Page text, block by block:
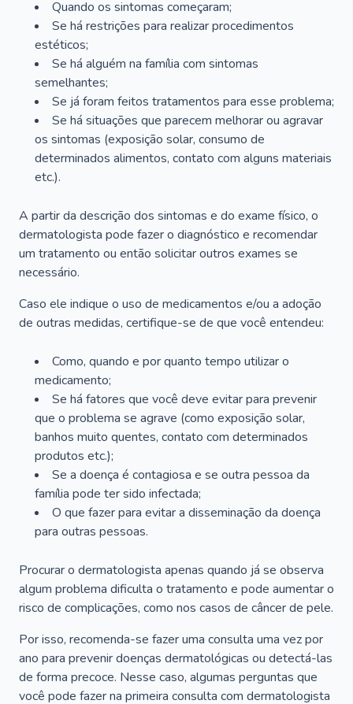
Quando os sintomas começaram;
Se há restrições para realizar procedimentos
estéticos;
Se há alguém na família com sintomas
semelhantes;
Se já foram feitos tratamentos para esse problema;
Se há situações que parecem melhorar ou agravar
os sintomas (exposição solar, consumo de
determinados alimentos, contato com alguns materiais
etc.).
A partir da descrição dos sintomas e do exame físico, o
dermatologista pode fazer o diagnóstico e recomendar
um tratamento ou então solicitar outros exames se
necessário.
Caso ele indique o uso de medicamentos e/ou a adoção
de outras medidas, certifique-se de que você entendeu:
Como, quando e por quanto tempo utilizar o
medicamento;
Se há fatores que você deve evitar para prevenir
que o problema se agrave (como exposição solar,
banhos muito quentes, contato com determinados
produtos etc.);
Se a doença é contagiosa e se outra pessoa da
família pode ter sido infectada;
O que fazer para evitar a disseminação da doença
para outras pessoas.
Procurar o dermatologista apenas quando já se observa
algum problema dificulta o tratamento e pode aumentar o
risco de complicações, como nos casos de câncer de pele.
Por isso, recomenda-se fazer uma consulta uma vez por
ano para prevenir doenças dermatológicas ou detectá-las
de forma precoce. Nesse caso, algumas perguntas que
você pode fazer na primeira consulta com dermatologista